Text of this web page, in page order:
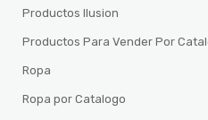
Productos Ilusion
Productos Para Vender Por
Ropa
Ropa por Catalogo